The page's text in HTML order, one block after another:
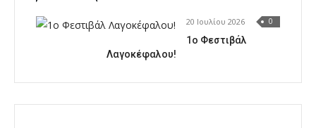
20 Ιουλίου 2026 0
1o Φεστιβάλ
Λαγοκέφαλου!